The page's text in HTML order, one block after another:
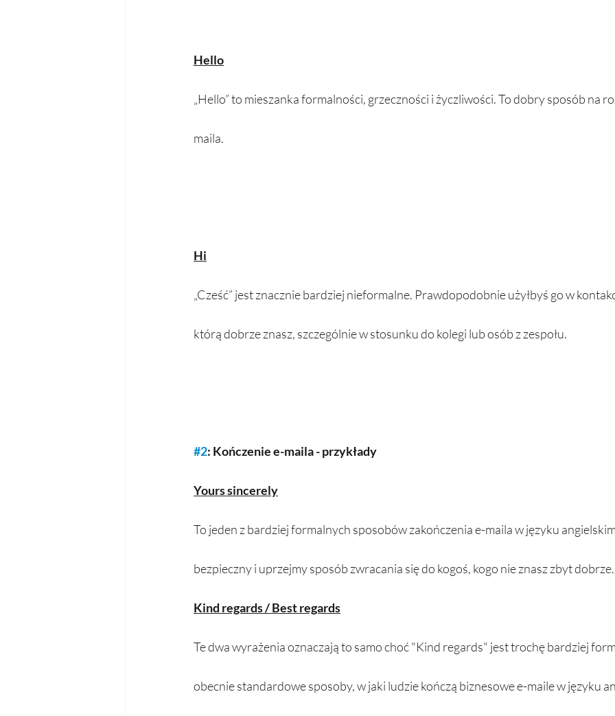
Hello
„Hello” to mieszanka formalności, grzeczności i życzliwości. To dobry sposób na
maila.
Hi
„Cześć” jest znacznie bardziej nieformalne. Prawdopodobnie użyłbyś go w
którą dobrze znasz, szczególnie w stosunku do kolegi lub osób z zespołu.
#2: Kończenie e-maila - przykłady
Yours sincerely
To jeden z bardziej formalnych sposobów zakończenia e-maila w języku
bezpieczny i uprzejmy sposób zwracania się do kogoś, kogo nie znasz zbyt dobrze.
Kind regards / Best regards
Te dwa wyrażenia oznaczają to samo choć "Kind regards" jest trochę bardziej
obecnie standardowe sposoby, w jaki ludzie kończą biznesowe e-maile w języku